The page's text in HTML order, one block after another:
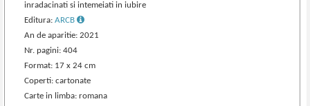
inradacinati si intemeiati in iubire
Editura:ARCB
An de aparitie: 2021
Nr. pagini: 404
Format: 17 x 24 cm
Coperti: cartonate
Carte in limba: romana